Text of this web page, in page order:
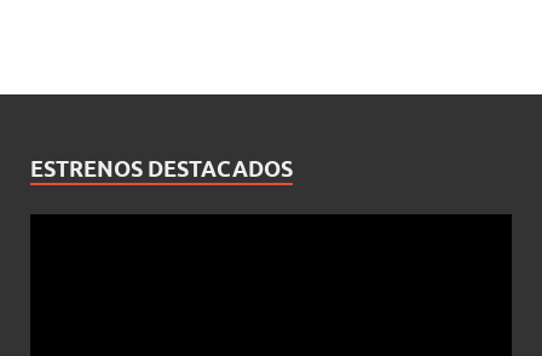
ESTRENOS DESTACADOS